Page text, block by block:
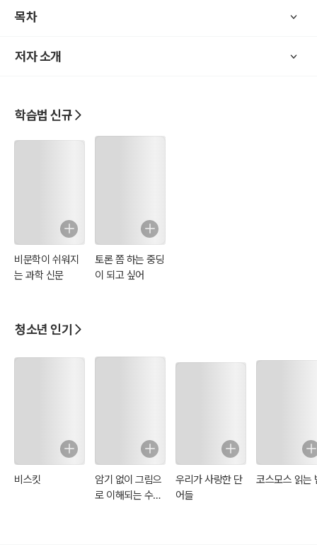
목차
저자 소개
학습법 신규
비문학이 쉬워지
는 과학 신문
토론 쫌 하는 중딩
이 되고 싶어
청소년 인기
비스킷
암기 없이 그림으
로 이해되는 수학
우리가 사랑한 단
어들
코스모스 읽는